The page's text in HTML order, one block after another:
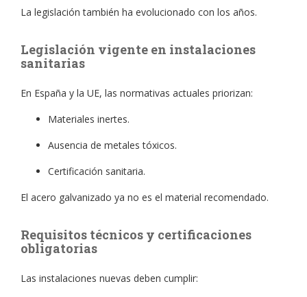
La legislación también ha evolucionado con los años.
Legislación vigente en instalaciones
sanitarias
En España y la UE, las normativas actuales priorizan:
Materiales inertes.
Ausencia de metales tóxicos.
Certificación sanitaria.
El acero galvanizado ya no es el material recomendado.
Requisitos técnicos y certificaciones
obligatorias
Las instalaciones nuevas deben cumplir: